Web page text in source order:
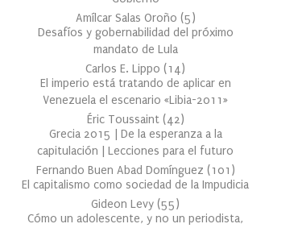
Amílcar Salas Oroño (5)
Desafíos y gobernabilidad del próximo
mandato de Lula
Carlos E. Lippo (14)
El imperio está tratando de aplicar en
Venezuela el escenario «Libia-2011»
Éric Toussaint (42)
Grecia 2015 | De la esperanza a la
capitulación | Lecciones para el futuro
Fernando Buen Abad Domínguez (101 )
El capitalismo como sociedad de la Impudicia
Gideon Levy (55)
Cómo un adolescente, y no un periodista,